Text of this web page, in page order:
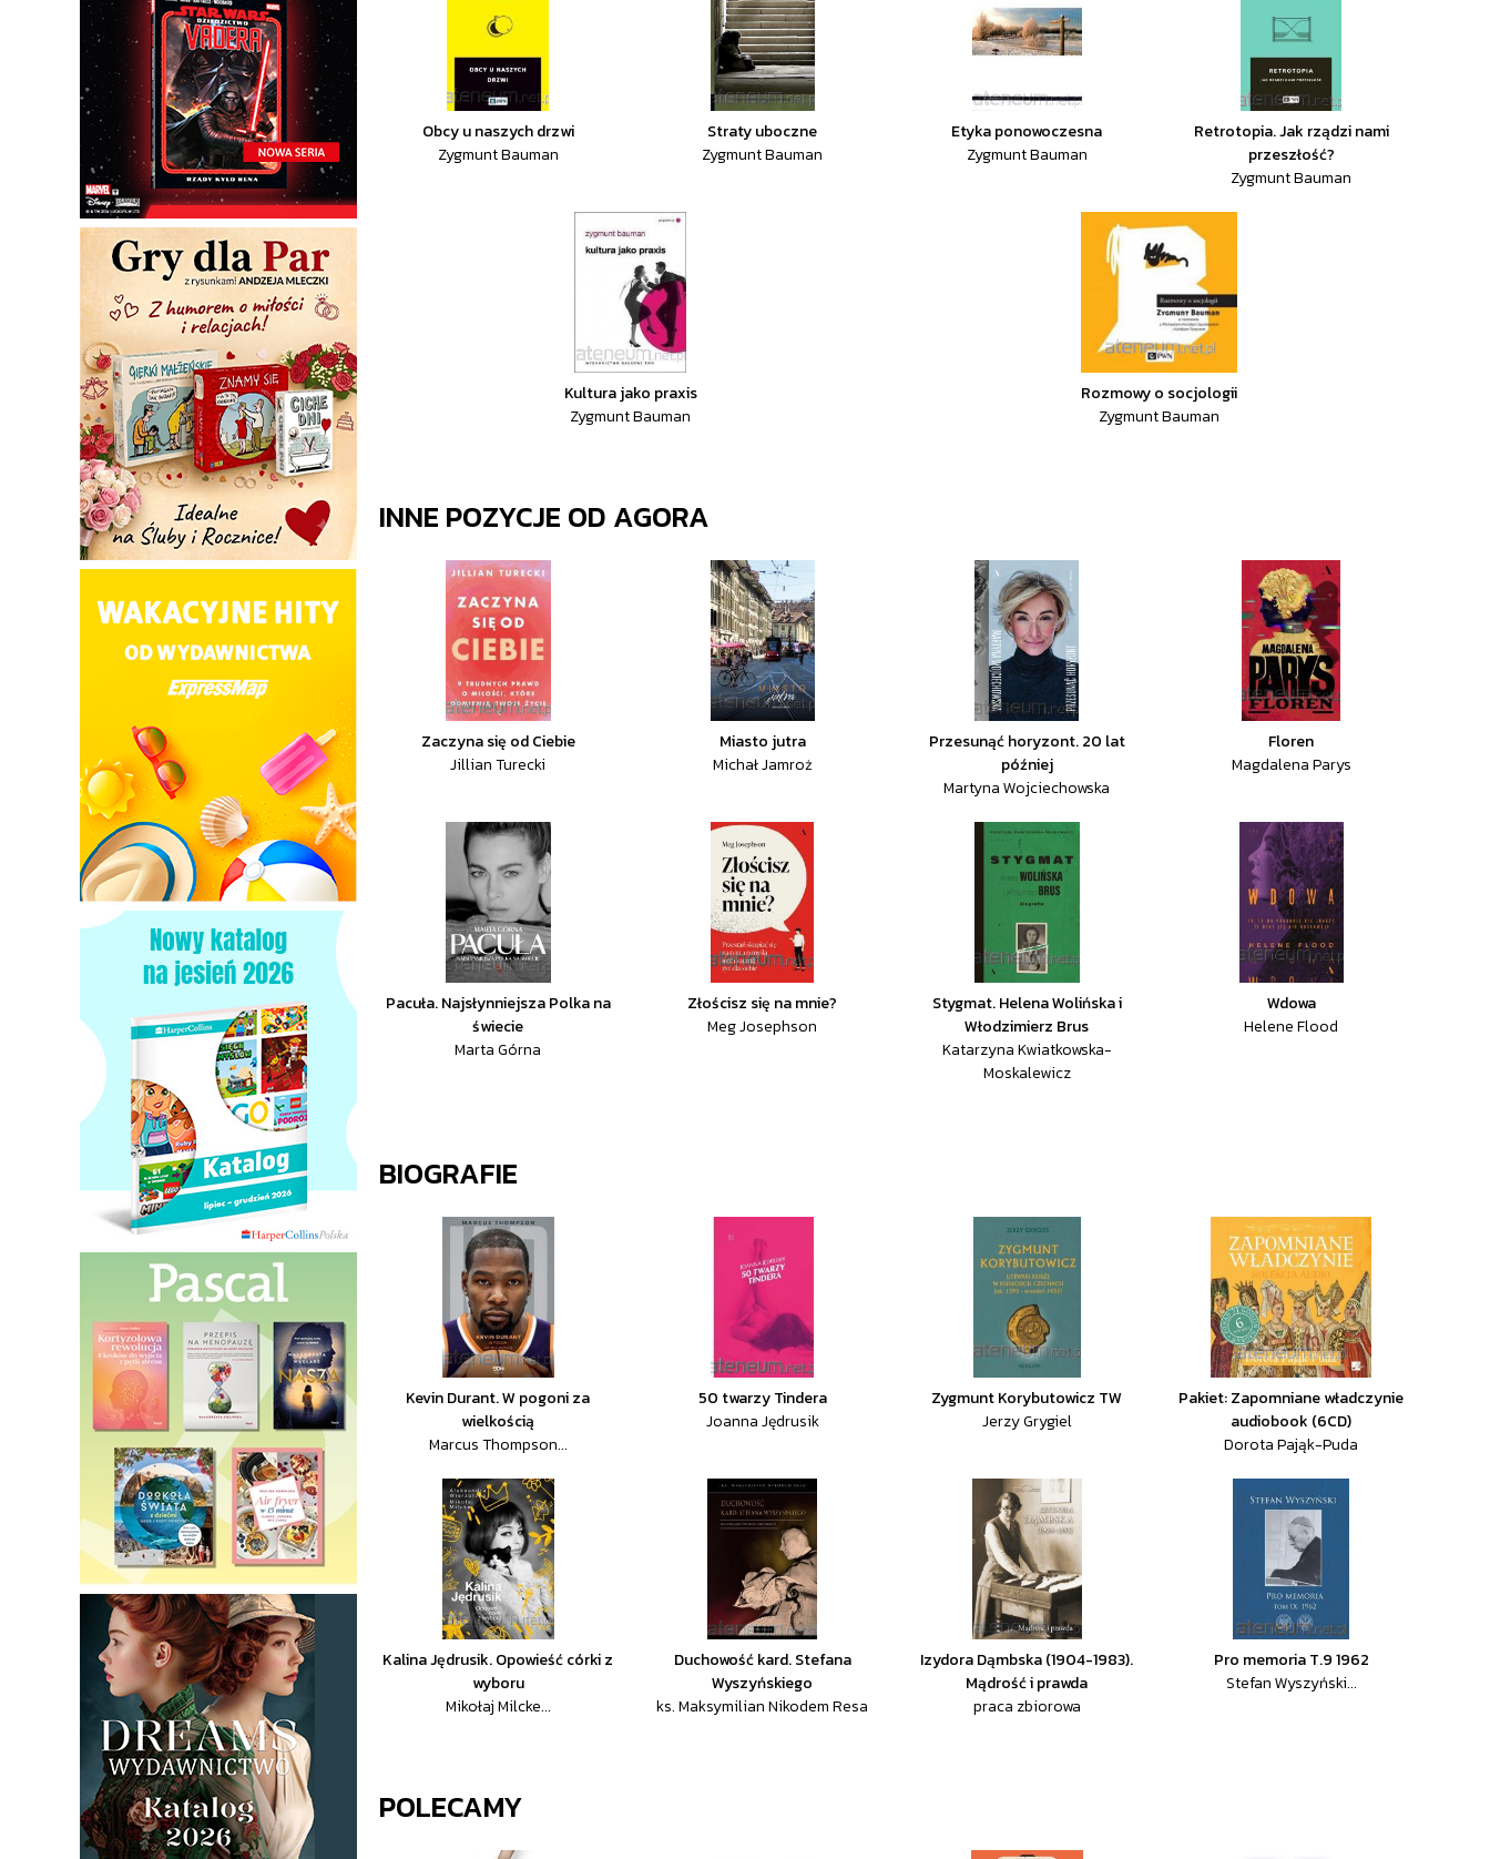
Obcy u naszych drzwi
Zygmunt Bauman
Straty uboczne
Zygmunt Bauman
Etyka ponowoczesna
Zygmunt Bauman
Retrotopia. Jak rządzi nami
przeszłość?
Zygmunt Bauman
Kultura jako praxis
Zygmunt Bauman
Rozmowy o socjologii
Zygmunt Bauman
INNE POZYCJE OD AGORA
Zaczyna się od Ciebie
Jillian Turecki
Miasto jutra
Michał Jamroż
Przesunąć horyzont. 20 lat
później
Martyna Wojciechowska
Floren
Magdalena Parys
Pacuła. Najsłynniejsza Polka na
świecie
Marta Górna
Złościsz się na mnie?
Meg Josephson
Stygmat. Helena Wolińska i
Włodzimierz Brus
Katarzyna Kwiatkowska-
Moskalewicz
Wdowa
Helene Flood
BIOGRAFIE
Kevin Durant. W pogoni za
wielkością
Marcus Thompson...
50 twarzy Tindera
Joanna Jędrusik
Zygmunt Korybutowicz TW
Jerzy Grygiel
Pakiet: Zapomniane władczynie
audiobook (6CD)
Dorota Pająk-Puda
Kalina Jędrusik. Opowieść córki z
wyboru
Mikołaj Milcke...
Duchowość kard. Stefana
Wyszyńskiego
ks. Maksymilian Nikodem Resa
Izydora Dąmbska (1904-1983).
Mądrość i prawda
praca zbiorowa
Pro memoria T.9 1962
Stefan Wyszyński...
POLECAMY